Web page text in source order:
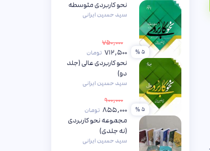
۵ %
نحو کاربردی متوسطه
سید حسین ایرانی
۷۵۰,۰۰۰
۷۱۲,۵۰۰ تومان
۵ %
نحو کاربردی عالی (جلد
دو)
سید حسین ایرانی
۹۰۰,۰۰۰
۸۵۵,۰۰۰ تومان
مجموعه نحو کاربردی
(نه جلدی)
سید حسین ایرانی